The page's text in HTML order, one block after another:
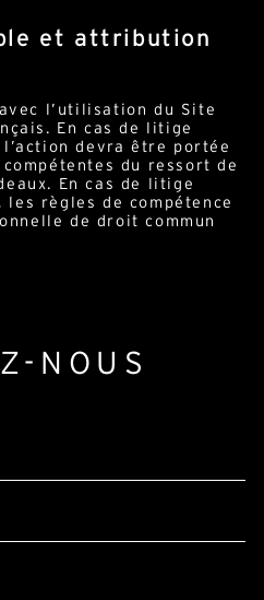
et attribution
l’utilisation du Site
En cas de litige
devra être portée
du ressort de
En cas de litige
les règles de compétence
de droit commun
NOUS